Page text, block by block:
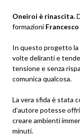
Oneiroi è rinascita.
formazioni
In questo progetto la
volte deliranti e
tensione e senza
comunica qualcosa.
La vera sfida è stata
d’autore potesse
creare ambienti
minuti.